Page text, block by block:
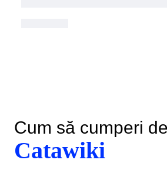
Cum să cumperi
Catawiki